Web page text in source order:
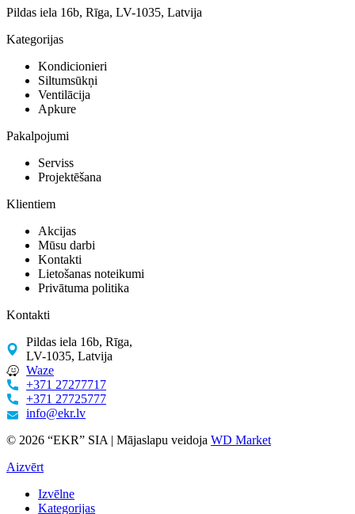
Pildas iela 16b, Rīga, LV-1035, Latvija
Kategorijas
Kondicionieri
Siltumsūkņi
Ventilācija
Apkure
Pakalpojumi
Serviss
Projektēšana
Klientiem
Akcijas
Mūsu darbi
Kontakti
Lietošanas noteikumi
Privātuma politika
Kontakti
Pildas iela 16b, Rīga,
LV-1035, Latvija
Waze
+371 27277717
+371 27725777
info@ekr.lv
© 2026 “EKR” SIA | Mājaslapu veidoja WD Market
Aizvērt
Izvēlne
Kategorijas